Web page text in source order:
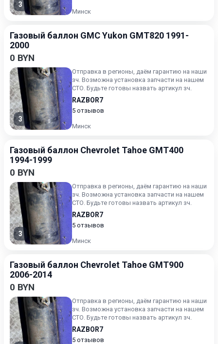
3
Минск
Газовый баллон GMC Yukon GMT820 1991-
2000
0 BYN
3
Отправка в регионы, даём гарантию на наши
зч. Возможна установка запчасти на нашем
СТО. Будьте готовы назвать артикул зч.
RAZBOR7
5 отзывов
Минск
Газовый баллон Chevrolet Tahoe GMT400
1994-1999
0 BYN
3
Отправка в регионы, даём гарантию на наши
зч. Возможна установка запчасти на нашем
СТО. Будьте готовы назвать артикул зч.
RAZBOR7
5 отзывов
Минск
Газовый баллон Chevrolet Tahoe GMT900
2006-2014
0 BYN
Отправка в регионы, даём гарантию на наши
зч. Возможна установка запчасти на нашем
СТО. Будьте готовы назвать артикул зч.
RAZBOR7
5 отзывов